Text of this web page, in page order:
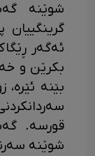
شوێنە
ئەگەر
بکرێن و
بێنە
قورسە.
شوێنە